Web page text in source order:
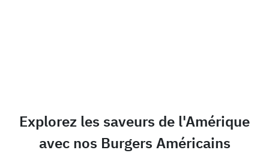
Explorez les saveurs de l'Amérique
avec nos Burgers Américains